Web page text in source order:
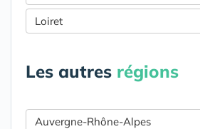
Loiret
Les autres régions
Auvergne-Rhône-Alpes